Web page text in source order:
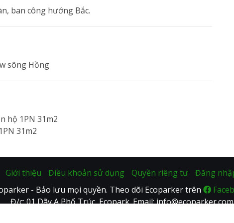
ban công hướng Bắc.
sông Hồng
Giới thiệu Điều khoản sử dụng Quyền riêng tư
Đăng
- Bảo lưu mọi quyền. Theo dõi Ecoparker trên
Đ/c: 01 Dãy A Phố Trúc, Ecopark. Email: